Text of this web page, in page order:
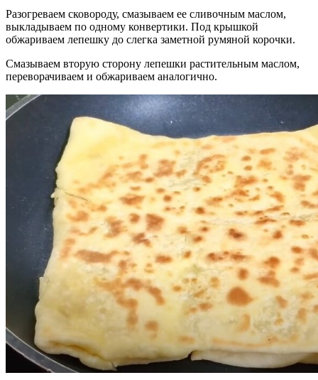
Разогреваем сковороду, смазываем ее сливочным маслом,
выкладываем по одному конвертики. Под крышкой
обжариваем лепешку до слегка заметной румяной корочки.
Смазываем вторую сторону лепешки растительным маслом,
переворачиваем и обжариваем аналогично.